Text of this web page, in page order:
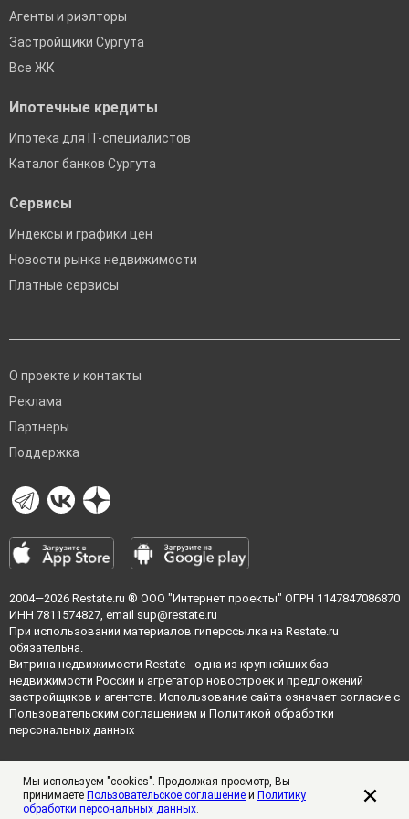
Агенты и риэлторы
Застройщики Сургута
Все ЖК
Ипотечные кредиты
Ипотека для IT-специалистов
Каталог банков Сургута
Сервисы
Индексы и графики цен
Новости рынка недвижимости
Платные сервисы
О проекте и контакты
Реклама
Партнеры
Поддержка
2004—2026 Restate.ru ® ООО "Интернет проекты" ОГРН 1147847086870
ИНН 7811574827, email sup@restate.ru
При использовании материалов гиперссылка на Restate.ru
обязательна.
Витрина недвижимости Restate - одна из крупнейших баз
недвижимости России и агрегатор новостроек и предложений
застройщиков и агентств. Использование сайта означает согласие с
Пользовательским соглашением и Политикой обработки
персональных данных
Мы используем "cookies". Продолжая просмотр, Вы
принимаете Пользовательское соглашение и Политику
обработки персональных данных.